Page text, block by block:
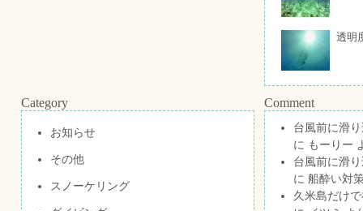
透明
Category
お知らせ
その他
スノーケリング
Comment
台風前に滑
に もーりー
台風前に滑
に 船酔い対
久米島だけ